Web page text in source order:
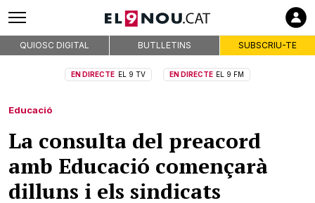
QUIOSC DIGITAL BUTLLETINS SUBSCRIU-TE
EN DIRECTE EL 9 TV EN DIRECTE EL 9 FM
Educació
La consulta del preacord
amb Educació començarà
dilluns i els sindicats